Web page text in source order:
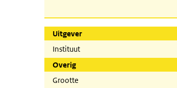
Uitgever
Instituut
Overig
Grootte